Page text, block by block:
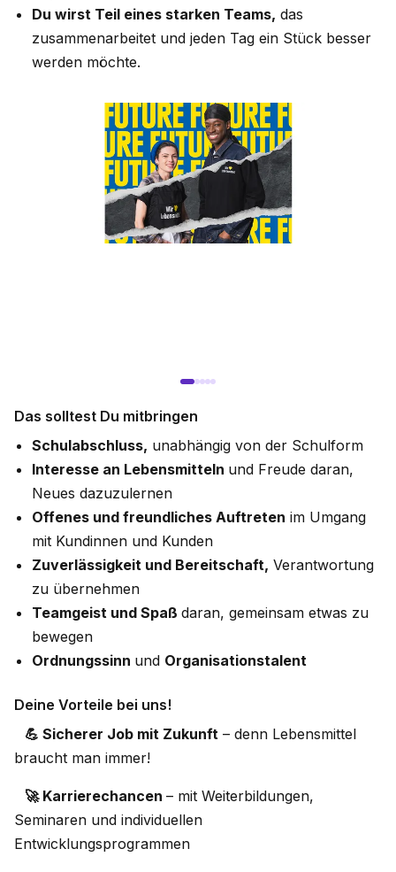
Du wirst Teil eines starken Teams, das
zusammenarbeitet und jeden Tag ein Stück besser
werden möchte.
Das solltest Du mitbringen
Schulabschluss, unabhängig von der Schulform​
Interesse an Lebensmitteln und Freude daran,
Neues dazuzulernen​
Offenes und freundliches Auftreten im Umgang
mit Kundinnen und Kunden​
Zuverlässigkeit und Bereitschaft, Verantwortung
zu übernehmen​
Teamgeist und Spaß daran, gemeinsam etwas zu
bewegen​
Ordnungssinn und Organisationstalent
Deine Vorteile bei uns!
💪 Sicherer Job mit Zukunft – denn Lebensmittel
braucht man immer!
🚀 Karrierechancen – mit Weiterbildungen,
Seminaren und individuellen
Entwicklungsprogrammen